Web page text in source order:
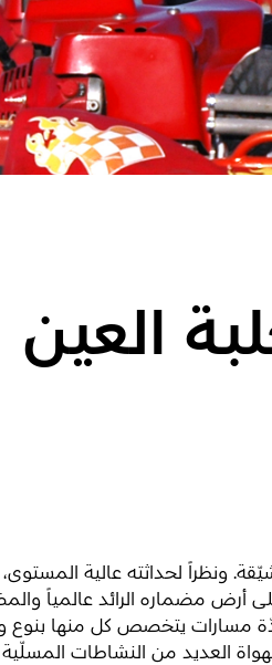
العين
ونظراً لحداثته عالية
أرض مضماره الرائد عالمياً
مسارات يتخصص كل منها بنوع
العديد من النشاطات المسلّية